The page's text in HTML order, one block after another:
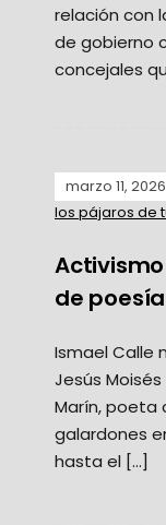
relación con
de gobierno
concejales
marzo 11, 2026
los pájaros de
de
Ismael Calle
Jesús
Marín, poeta
galardones
hasta el […]